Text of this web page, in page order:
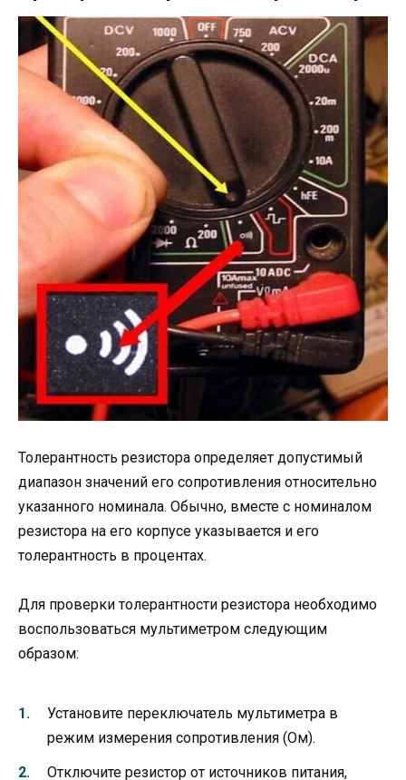
Толерантность резистора определяет допустимый
диапазон значений его сопротивления относительно
указанного номинала. Обычно, вместе с номиналом
резистора на его корпусе указывается и его
толерантность в процентах.
Для проверки толерантности резистора необходимо
воспользоваться мультиметром следующим
образом:
Установите переключатель мультиметра в
режим измерения сопротивления (Ом).
Отключите резистор от источников питания,